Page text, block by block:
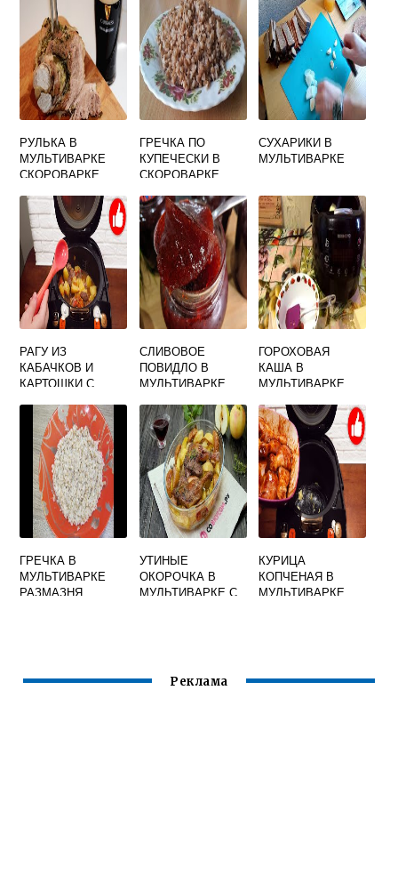
РУЛЬКА В
МУЛЬТИВАРКЕ
СКОРОВАРКЕ
ГРЕЧКА ПО
КУПЕЧЕСКИ В
СКОРОВАРКЕ
РЕДМОНД
СУХАРИКИ В
МУЛЬТИВАРКЕ
РАГУ ИЗ
КАБАЧКОВ И
КАРТОШКИ С
МУЛЬТИВАРКЕ
СЛИВОВОЕ
ПОВИДЛО В
МУЛЬТИВАРКЕ
ГОРОХОВАЯ
КАША В
МУЛЬТИВАРКЕ
ЗАМАЧИВАНИЯ
НА ВОДЕ
ГРЕЧКА В
МУЛЬТИВАРКЕ
РАЗМАЗНЯ
УТИНЫЕ
ОКОРОЧКА В
МУЛЬТИВАРКЕ С
КУРИЦА
КОПЧЕНАЯ В
МУЛЬТИВАРКЕ
Реклама